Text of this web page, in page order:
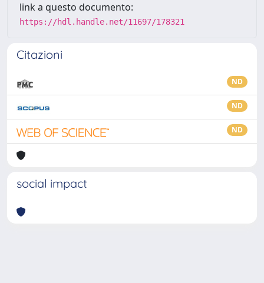
link a questo documento:
https://hdl.handle.net/11697/178321
Citazioni
ND
ND
ND
social impact